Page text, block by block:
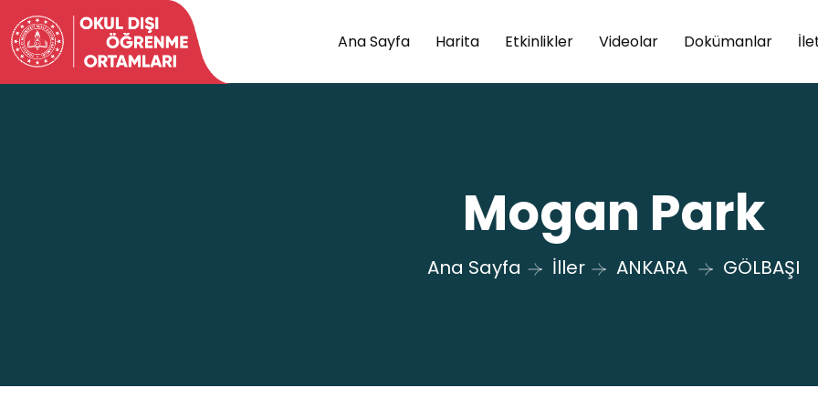
Ana Sayfa Harita Etkinlikler Videolar Dokümanlar
Mogan Park
Ana Sayfa İller ANKARA GÖLBAŞI